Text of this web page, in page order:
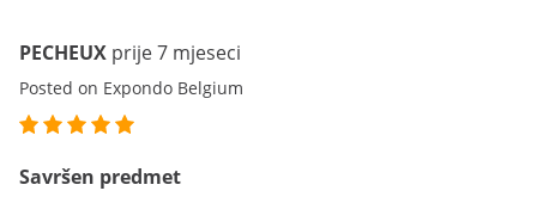
PECHEUX prije 7 mjeseci
Posted on Expondo Belgium
Savršen predmet